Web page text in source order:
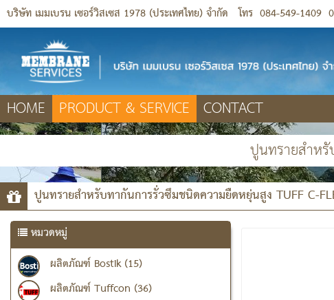
บริษัท เมมเบรน เซอร์วิสเซส 1978 (ประเทศไทย) จำกัด โทร 084-549-1409
HOME PRODUCT & SERVICE CONTACT
ปูนทรายสำห
ปูนทรายสำหรับทากันการรั่วซึมชนิดความยืดหยุ่นสูง TUFF C-
หมวดหมู่
ผลิตภัณฑ์ Bostik (15)
ผลิตภัณฑ์ Tuffcon (36)